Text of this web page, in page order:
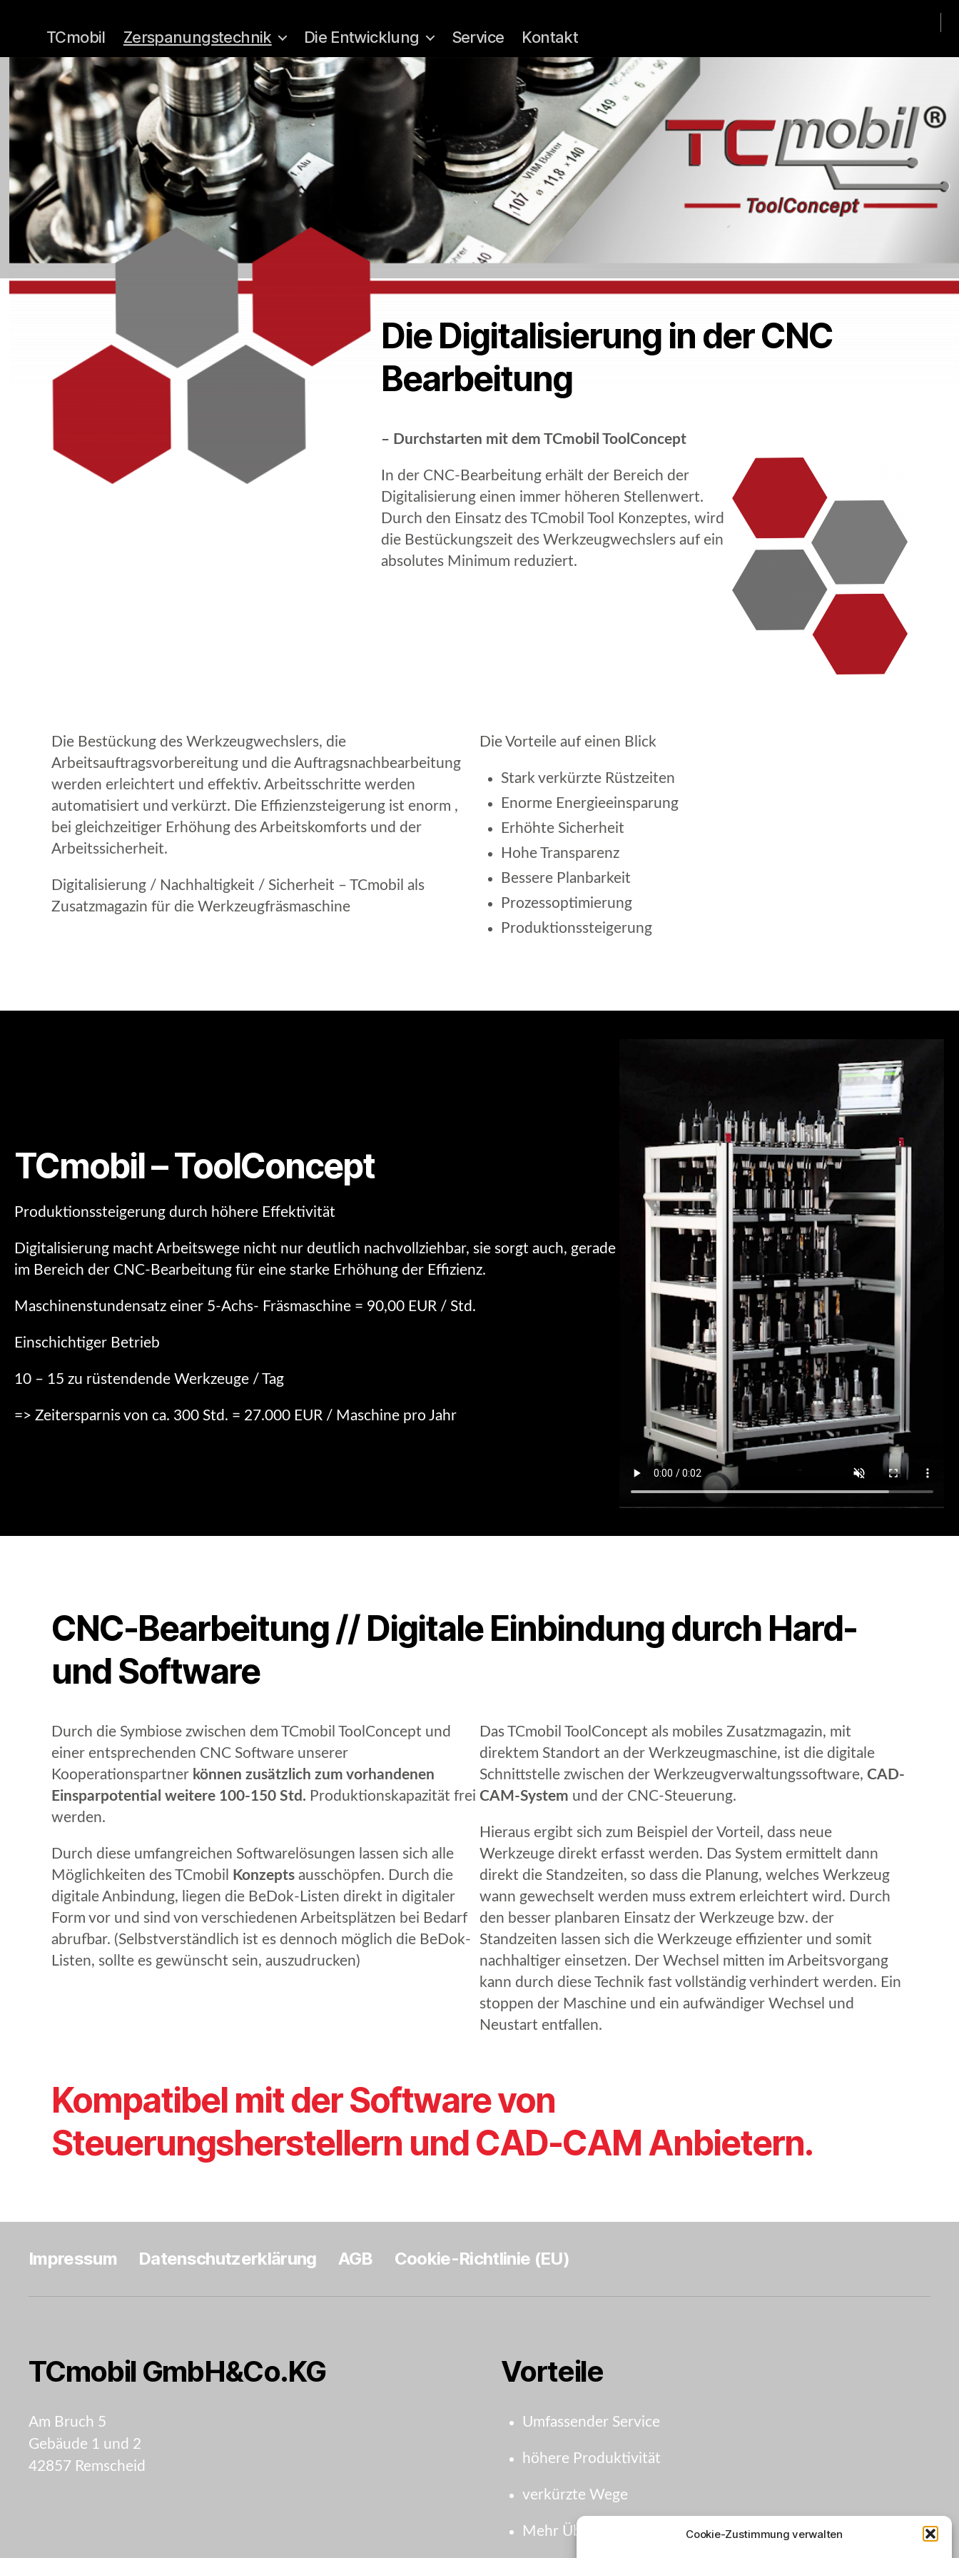
Cookie-Zustimmung verwalten
TCmobil Zerspanungstechnik Die Entwicklung Service Kontakt
Die Digitalisierung in der CNC
Bearbeitung
– Durchstarten mit dem TCmobil ToolConcept
In der CNC-Bearbeitung erhält der Bereich der
Digitalisierung einen immer höheren Stellenwert.
Durch den Einsatz des TCmobil Tool Konzeptes, wird
die Bestückungszeit des Werkzeugwechslers auf ein
absolutes Minimum reduziert.
Die Bestückung des Werkzeugwechslers, die
Arbeitsauftragsvorbereitung und die Auftragsnachbearbeitung
werden erleichtert und effektiv. Arbeitsschritte werden
automatisiert und verkürzt. Die Effizienzsteigerung ist enorm ,
bei gleichzeitiger Erhöhung des Arbeitskomforts und der
Arbeitssicherheit.
Digitalisierung / Nachhaltigkeit / Sicherheit – TCmobil als
Zusatzmagazin für die Werkzeugfräsmaschine
Die Vorteile auf einen Blick
Stark verkürzte Rüstzeiten
Enorme Energieeinsparung
Erhöhte Sicherheit
Hohe Transparenz
Bessere Planbarkeit
Prozessoptimierung
Produktionssteigerung
TCmobil – ToolConcept
Produktionssteigerung durch höhere Effektivität
Digitalisierung macht Arbeitswege nicht nur deutlich nachvollziehbar, sie sorgt auch, gerade
im Bereich der CNC-Bearbeitung für eine starke Erhöhung der Effizienz.
Maschinenstundensatz einer 5-Achs- Fräsmaschine = 90,00 EUR / Std.
Einschichtiger Betrieb
10 – 15 zu rüstendende Werkzeuge / Tag
=> Zeitersparnis von ca. 300 Std. = 27.000 EUR / Maschine pro Jahr
CNC-Bearbeitung // Digitale Einbindung durch Hard-
und Software
Durch die Symbiose zwischen dem TCmobil ToolConcept und
einer entsprechenden CNC Software unserer
Kooperationspartner können zusätzlich zum vorhandenen
Einsparpotential weitere 100-150 Std. Produktionskapazität frei
werden.
Durch diese umfangreichen Softwarelösungen lassen sich alle
Möglichkeiten des TCmobil
Konzepts ausschöpfen. Durch die
digitale Anbindung, liegen die BeDok-Listen direkt in digitaler
Form vor und sind von verschiedenen Arbeitsplätzen bei Bedarf
abrufbar. (Selbstverständlich ist es dennoch möglich die BeDok-
Listen, sollte es gewünscht sein, auszudrucken)
Das TCmobil ToolConcept als mobiles Zusatzmagazin, mit
direktem Standort an der Werkzeugmaschine, ist die digitale
Schnittstelle zwischen der Werkzeugverwaltungssoftware, CAD-
CAM-System und der CNC-Steuerung.
Hieraus ergibt sich zum Beispiel der Vorteil, dass neue
Werkzeuge direkt erfasst werden. Das System ermittelt dann
direkt die Standzeiten, so dass die Planung, welches Werkzeug
wann gewechselt werden muss extrem erleichtert wird. Durch
den besser planbaren Einsatz der Werkzeuge bzw. der
Standzeiten lassen sich die Werkzeuge effizienter und somit
nachhaltiger einsetzen. Der Wechsel mitten im Arbeitsvorgang
kann durch diese Technik fast vollständig verhindert werden. Ein
stoppen der Maschine und ein aufwändiger Wechsel und
Neustart entfallen.
Kompatibel mit der Software von
Steuerungsherstellern und CAD-CAM Anbietern.
Impressum Datenschutzerklärung AGB Cookie-Richtlinie (EU)
TCmobil GmbH&Co.KG
Am Bruch 5
Gebäude 1 und 2
42857 Remscheid
Vorteile
Umfassender Service
höhere Produktivität
verkürzte Wege
Mehr Übersicht